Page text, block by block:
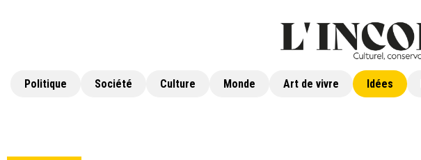
Politique Société Culture Monde Art de vivre Idées